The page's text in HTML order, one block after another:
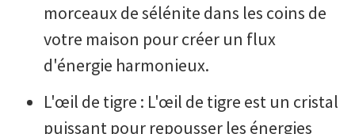
morceaux de sélénite dans les coins de
votre maison pour créer un flux
d'énergie harmonieux.
L'œil de tigre : L'œil de tigre est un cristal
puissant pour repousser les énergies